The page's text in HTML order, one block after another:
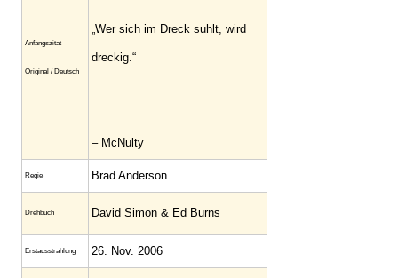
Anfangszitat
Original / Deutsch
„Wer sich im Dreck suhlt, wird
dreckig.“
– McNulty
Regie Brad Anderson
Drehbuch David Simon & Ed Burns
Erstausstrahlung 26. Nov. 2006